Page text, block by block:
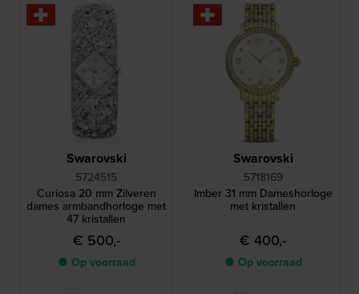
Swarovski
5724515
Curiosa 20 mm Zilveren
dames armbandhorloge met
47 kristallen
€ 500,-
● Op voorraad
Swarovski
5718169
Imber 31 mm Dameshorloge
met kristallen
€ 400,-
● Op voorraad